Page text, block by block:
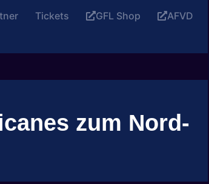
Tickets GFL Shop AFVD
zum Nord-